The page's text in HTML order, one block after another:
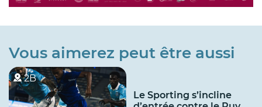
Vous aimerez peut être aussi
2B
Le Sporting s’incline